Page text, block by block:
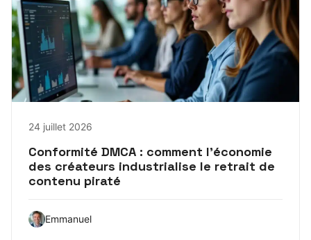
24 juillet 2026
Conformité DMCA : comment l’économie
des créateurs industrialise le retrait de
contenu piraté
Emmanuel